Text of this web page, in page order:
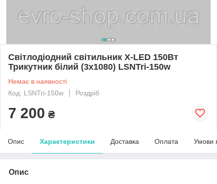
Світлодіодний світильник X-LED 150Вт
Трикутник білий (3x1080) LSNTri-150w
Немає в наявності
Код: LSNTri-150w
Роздріб
7 200 ₴
Опис Характеристики Доставка Оплата Умови
Опис